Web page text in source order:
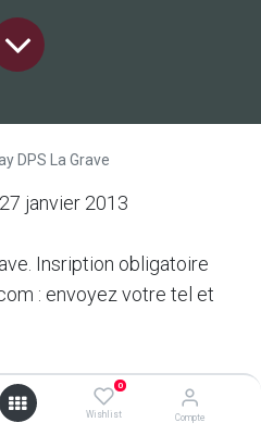
0
Wishlist Compte
DPS La Grave
janvier 2013
Insription obligatoire
: envoyez votre tel et